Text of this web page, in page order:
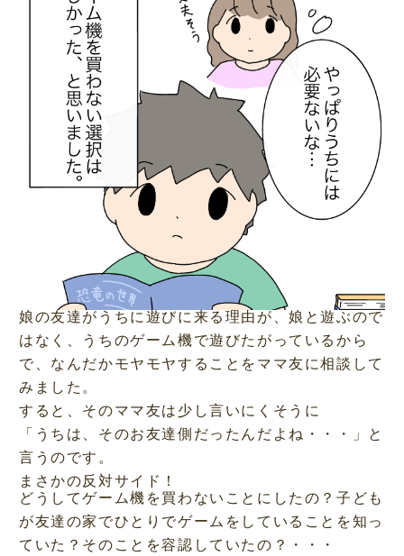
娘の友達がうちに遊びに来る理由が、娘と遊ぶので
はなく、うちのゲーム機で遊びたがっているから
で、なんだかモヤモヤすることをママ友に相談して
みました。
すると、そのママ友は少し言いにくそうに
「うちは、そのお友達側だったんだよね・・・」と
言うのです。
まさかの反対サイド！
どうしてゲーム機を買わないことにしたの？子ども
が友達の家でひとりでゲームをしていることを知っ
ていた？そのことを容認していたの？・・・